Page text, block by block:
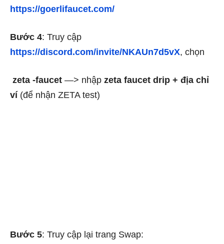
https://goerlifaucet.com/
Bước 4: Truy cập
https://discord.com/invite/NKAUn7d5vX, chọn
zeta -faucet —> nhập zeta faucet drip + địa chỉ
ví (để nhận ZETA test)
Bước 5: Truy cập lại trang Swap: